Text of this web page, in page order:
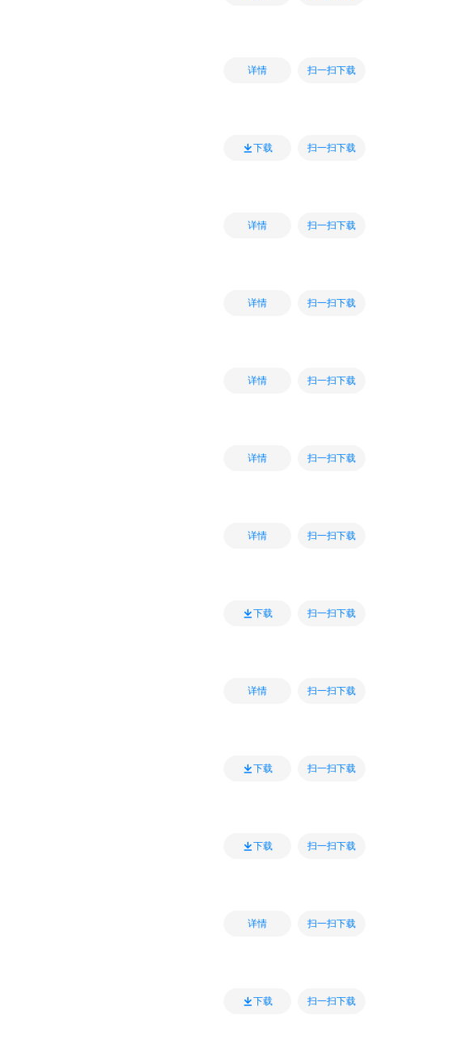
详情 扫一扫下载
下载 扫一扫下载
详情 扫一扫下载
详情 扫一扫下载
详情 扫一扫下载
详情 扫一扫下载
详情 扫一扫下载
下载 扫一扫下载
详情 扫一扫下载
下载 扫一扫下载
下载 扫一扫下载
详情 扫一扫下载
下载 扫一扫下载